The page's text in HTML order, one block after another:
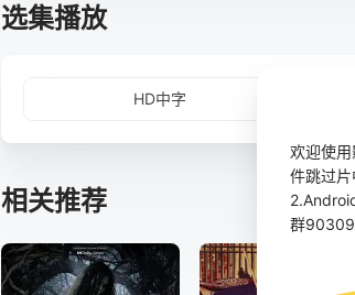
选集播放
HD中字
相关推荐
欢迎使
件跳过
群